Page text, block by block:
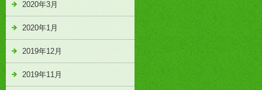
2020年3月
2020年1月
2019年12月
2019年11月